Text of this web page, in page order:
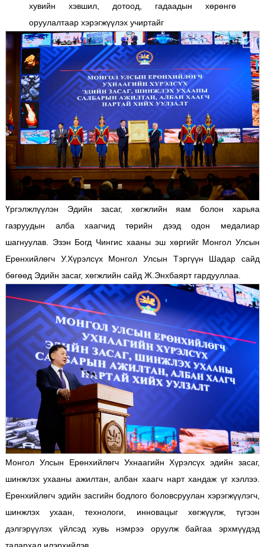
хувийн хэвшил, дотоод, гадаадын хөрөнгө
оруулалтаар хэрэгжүүлэх учиртайг
Үргэлжлүүлэн Эдийн засаг, хөгжлийн яам болон харьяа
газруудын алба хаагчид төрийн дээд одон медалиар
шагнуулав. Эзэн Богд Чингис хааны эш хөргийг Монгол Улсын
Ерөнхийлөгч У.Хүрэлсүх Монгол Улсын Тэргүүн Шадар сайд
бөгөөд Эдийн засаг, хөгжлийн сайд Ж.Энхбаярт гардууллаа.
Монгол Улсын Ерөнхийлөгч Ухнаагийн Хүрэлсүх эдийн засаг,
шинжлэх ухааны ажилтан, албан хаагч нарт хандаж үг хэллээ.
Ерөнхийлөгч эдийн засгийн бодлого боловсруулан хэрэгжүүлэгч,
шинжлэх ухаан, технологи, инновацыг хөгжүүлж, түгээн
дэлгэрүүлэх үйлсэд хувь нэмрээ оруулж байгаа эрхмүүдэд